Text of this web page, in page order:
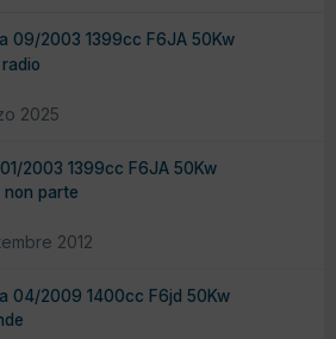
09/2003 1399cc F6JA 50Kw
2025
01/2003 1399cc F6JA 50Kw
parte
2012
04/2009 1400cc F6jd 50Kw